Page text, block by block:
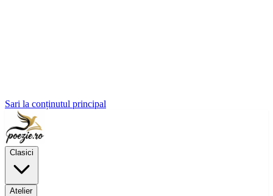
Sari la conținutul principal
Clasici
Atelier